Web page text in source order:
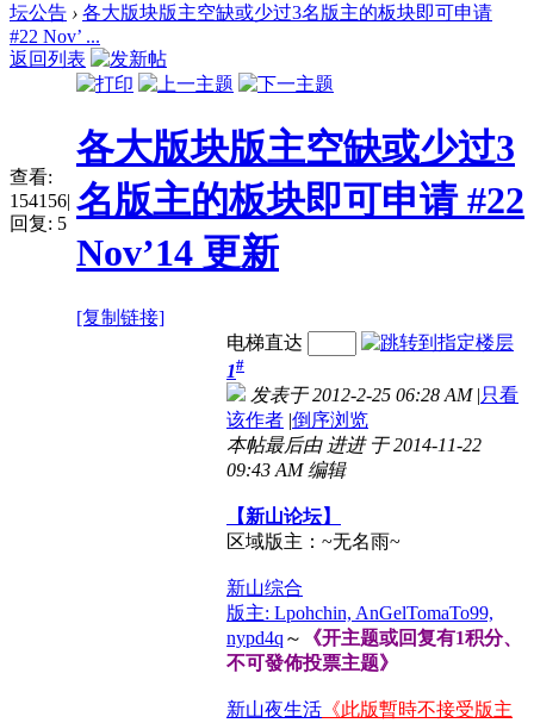
坛公告 › 各大版块版主空缺或少过3名版主的板块即可申请
#22 Nov’ ...
返回列表
查看:
154156|
回复: 5
各大版块版主空缺或少过3
名版主的板块即可申请 #22
Nov’14 更新
[复制链接]
电梯直达
1#
发表于 2012-2-25 06:28 AM |只看
该作者 |倒序浏览
本帖最后由 进进 于 2014-11-22
09:43 AM 编辑
【新山论坛】
区域版主：~无名雨~
新山综合
版主: Lpohchin, AnGelTomaTo99,
nypd4q ～
《开主题或回复有1积分、
不可發佈投票主题》
新山夜生活 《此版暫時不接受版主